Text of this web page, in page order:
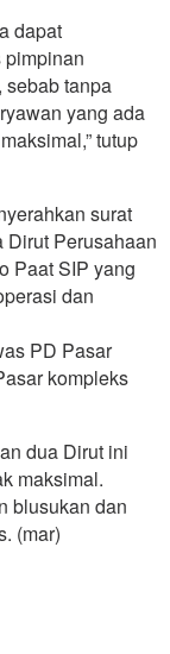
dapat
pimpinan
sebab tanpa
yang ada
tutup
surat
Dirut Perusahaan
Paat SIP yang
dan
PD Pasar
kompleks
dua Dirut ini
maksimal.
blusukan dan
(mar)